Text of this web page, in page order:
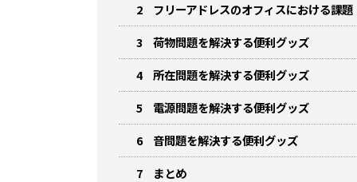
2
フリーアドレスのオフィスにおける課題
3
荷物問題を解決する便利グッズ
4
所在問題を解決する便利グッズ
5
電源問題を解決する便利グッズ
6
音問題を解決する便利グッズ
7
まとめ